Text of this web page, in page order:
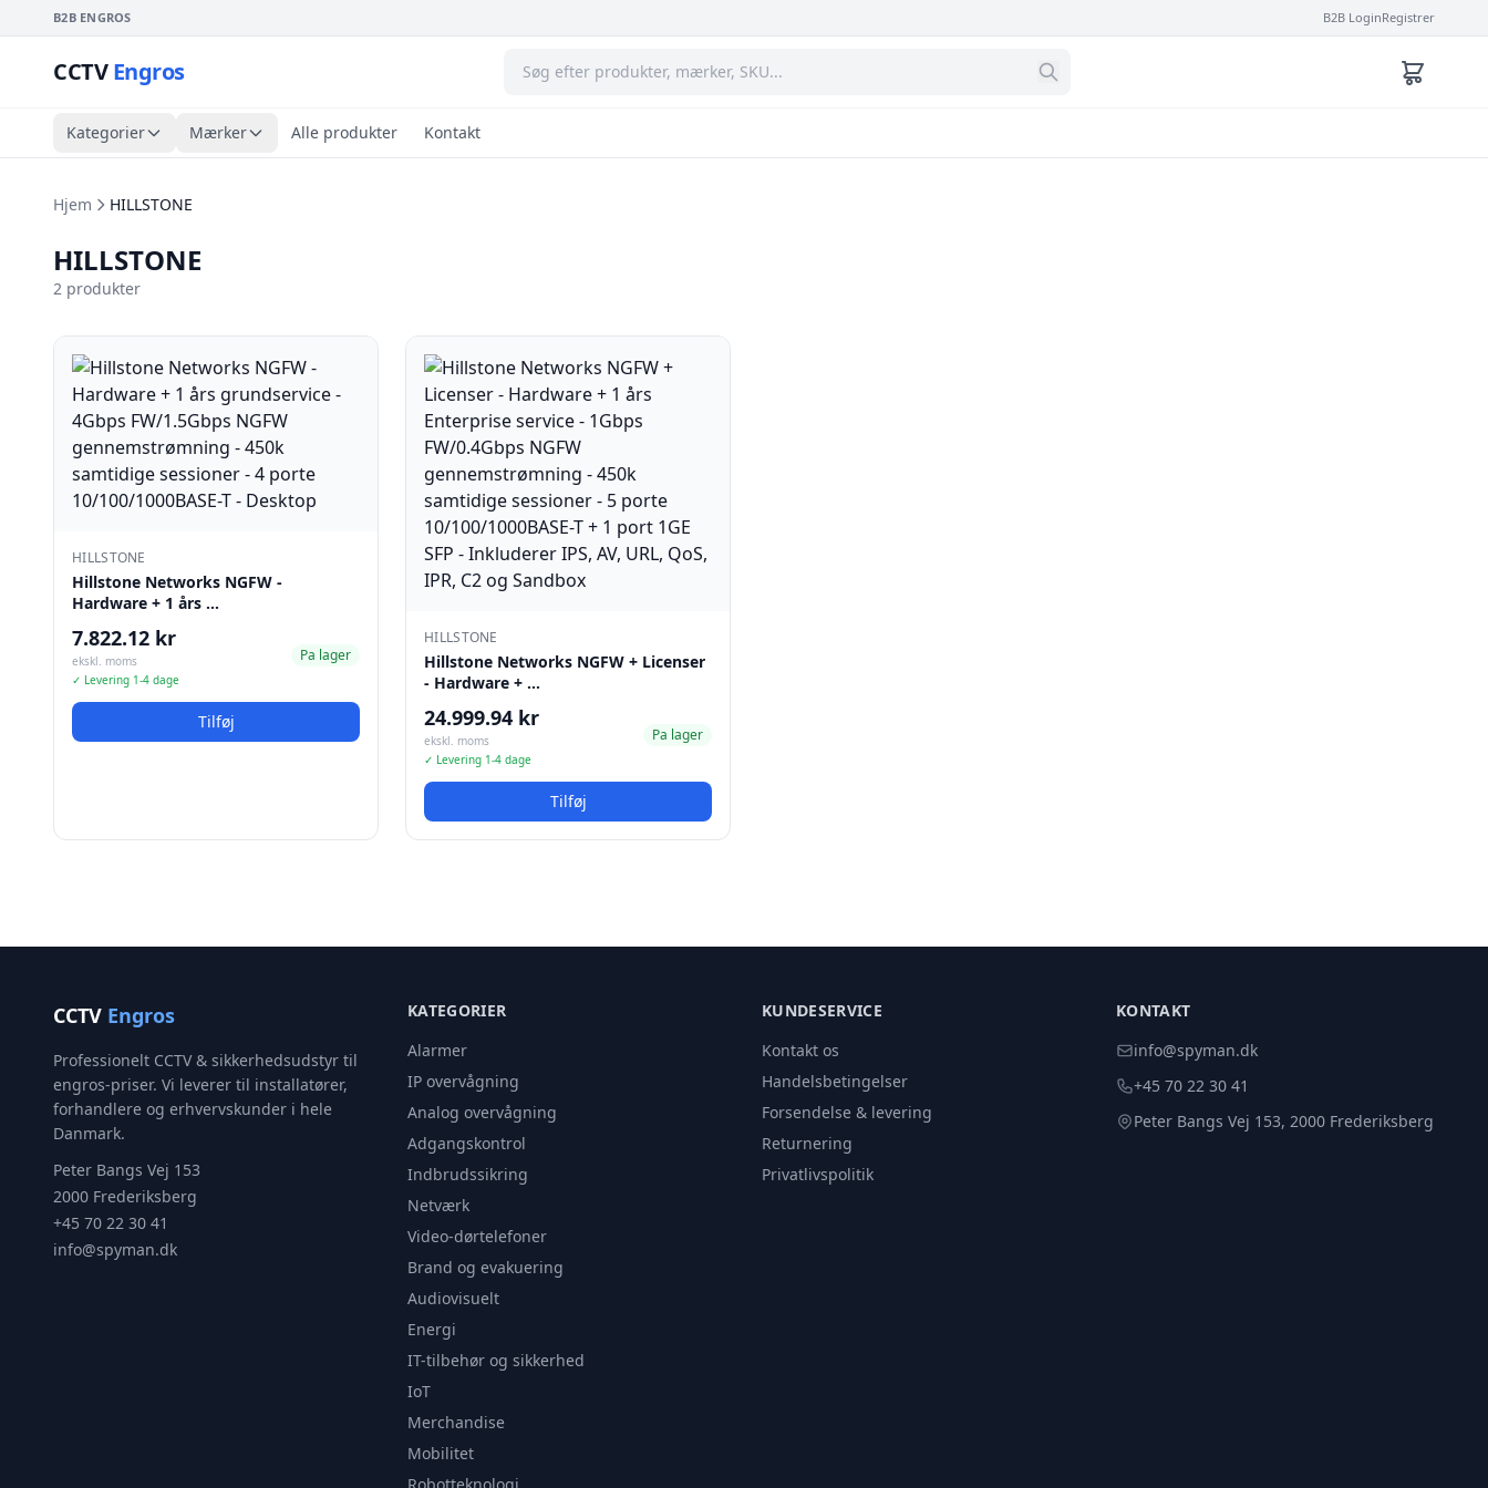
B2B ENGROS B2B LoginRegistrer
CCTVEngros
Kategorier Mærker Alle produkter Kontakt
Hjem HILLSTONE
HILLSTONE
2 produkter
HILLSTONE
Hillstone Networks NGFW -
Hardware + 1 års …
7.822.12 kr
ekskl. moms
✓ Levering 1-4 dage
Pa lager
Tilføj
HILLSTONE
Hillstone Networks NGFW + Licenser
- Hardware + …
24.999.94 kr
ekskl. moms
✓ Levering 1-4 dage
Pa lager
Tilføj
CCTV Engros
Professionelt CCTV & sikkerhedsudstyr til
engros-priser. Vi leverer til installatører,
forhandlere og erhvervskunder i hele
Danmark.
Peter Bangs Vej 153
2000 Frederiksberg
+45 70 22 30 41
info@spyman.dk
KATEGORIER
Alarmer
IP overvågning
Analog overvågning
Adgangskontrol
Indbrudssikring
Netværk
Video-dørtelefoner
Brand og evakuering
Audiovisuelt
Energi
IT-tilbehør og sikkerhed
IoT
Merchandise
Mobilitet
KUNDESERVICE
Kontakt os
Handelsbetingelser
Forsendelse & levering
Returnering
Privatlivspolitik
KONTAKT
info@spyman.dk
+45 70 22 30 41
Peter Bangs Vej 153, 2000 Frederiksberg